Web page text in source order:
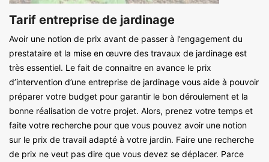
Tarif entreprise de jardinage
Avoir une notion de prix avant de passer à l’engagement du
prestataire et la mise en œuvre des travaux de jardinage est
très essentiel. Le fait de connaitre en avance le prix
d’intervention d’une entreprise de jardinage vous aide à pouvoir
préparer votre budget pour garantir le bon déroulement et la
bonne réalisation de votre projet. Alors, prenez votre temps et
faite votre recherche pour que vous pouvez avoir une notion
sur le prix de travail adapté à votre jardin. Faire une recherche
de prix ne veut pas dire que vous devez se déplacer. Parce